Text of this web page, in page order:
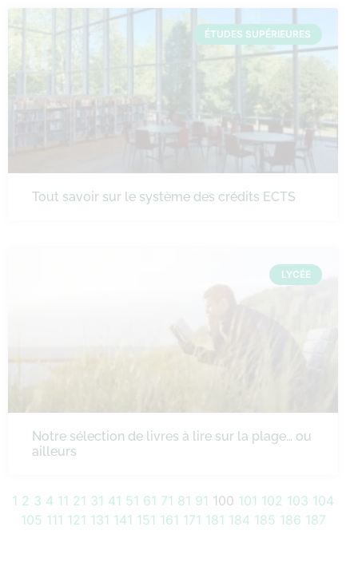
ÉTUDES SUPÉRIEURES
Tout savoir sur le système des crédits ECTS
LYCÉE
Notre sélection de livres à lire sur la plage… ou
ailleurs
1 2 3 4 11 21 31 41 51 61 71 81 91 100 101 102 103 104
105 111 121 131 141 151 161 171 181 184 185 186 187